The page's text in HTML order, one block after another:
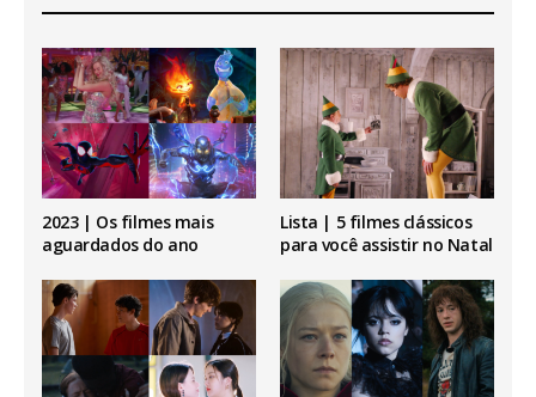
2023 | Os filmes mais
aguardados do ano
Lista | 5 filmes clássicos
para você assistir no Natal